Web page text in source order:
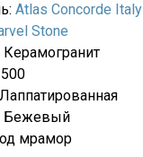
Atlas Concorde Italy
Stone
Бежевый
мрамор